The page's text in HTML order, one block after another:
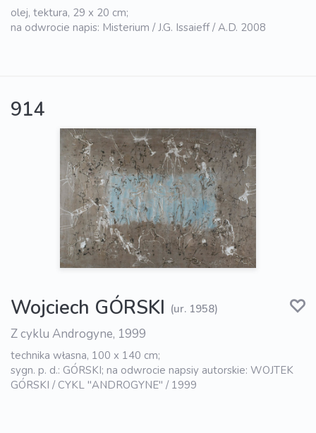
olej, tektura, 29 x 20 cm;
na odwrocie napis: Misterium / J.G. Issaieff / A.D. 2008
914
Wojciech GÓRSKI (ur. 1958)
Z cyklu Androgyne, 1999
technika własna, 100 x 140 cm;
sygn. p. d.: GÓRSKI; na odwrocie napsiy autorskie: WOJTEK
GÓRSKI / CYKL "ANDROGYNE" / 1999